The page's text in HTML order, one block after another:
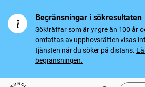
Begränsningar i sökresultaten
Sökträffar som är yngre än 100 år
omfattas av upphovsrätten visas
tjänsten när du söker på distans.
begränsningen.